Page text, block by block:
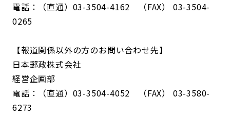
電話：（直通）03-3504-4162 （FAX） 03-3504-
0265
【報道関係以外の方のお問い合わせ先】
日本郵政株式会社
経営企画部
電話：（直通）03-3504-4052 （FAX） 03-3580-
6273